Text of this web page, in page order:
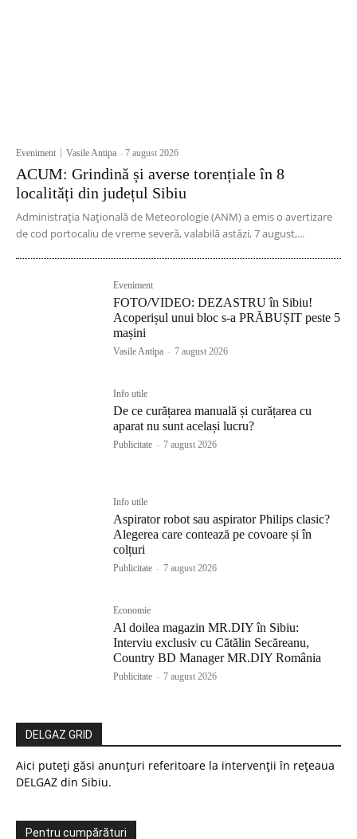
Eveniment Vasile Antipa -7 august 2026
ACUM: Grindină și averse torențiale în 8
localități din județul Sibiu
Administrația Națională de Meteorologie (ANM) a emis o avertizare
de cod portocaliu de vreme severă, valabilă astăzi, 7 august,...
Eveniment
FOTO/VIDEO: DEZASTRU în Sibiu!
Acoperișul unui bloc s-a PRĂBUȘIT peste 5
mașini
Vasile Antipa - 7 august 2026
Info utile
De ce curățarea manuală și curățarea cu
aparat nu sunt același lucru?
Publicitate - 7 august 2026
Info utile
Aspirator robot sau aspirator Philips clasic?
Alegerea care contează pe covoare și în
colțuri
Publicitate - 7 august 2026
Economie
Al doilea magazin MR.DIY în Sibiu:
Interviu exclusiv cu Cătălin Secăreanu,
Country BD Manager MR.DIY România
Publicitate - 7 august 2026
DELGAZ GRID
Aici puteți găsi anunțuri referitoare la intervenții în rețeaua
DELGAZ din Sibiu.
Pentru cumpărături